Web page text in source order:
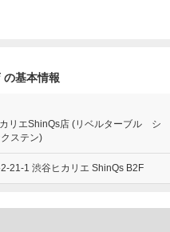
基本情報
リエShinQs店 (リベルターブル シ
ステン)
21-1 渋谷ヒカリエ ShinQs B2F